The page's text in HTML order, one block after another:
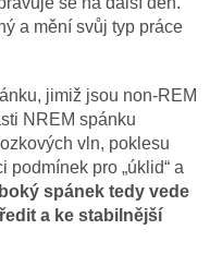
a mění svůj typ práce
jimiž jsou non-REM
NREM spánku
vln, poklesu
pro „úklid“ a
spánek tedy vede
a ke stabilnější